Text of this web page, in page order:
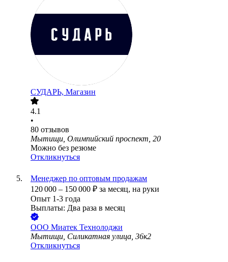
СУДАРЬ, Магазин
4.1
•
80 отзывов
Мытищи, Олимпийский проспект, 20
Можно без резюме
Откликнуться
Менеджер по оптовым продажам
120 000 – 150 000 ₽ за месяц, на руки
Опыт 1-3 года
Выплаты: Два раза в месяц
ООО Миатек Технолоджи
Мытищи, Силикатная улица, 36к2
Откликнуться